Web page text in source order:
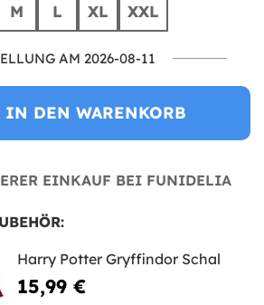
M L XL XXL
AM 2026-08-11
IN DEN WARENKORB
EINKAUF BEI FUNIDELIA
Harry Potter Gryffindor Schal
15,99 €